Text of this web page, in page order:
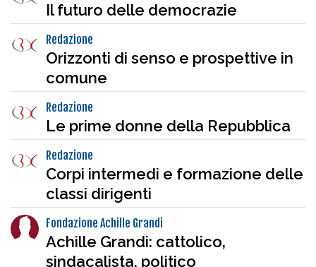
Il futuro delle democrazie
Redazione
Orizzonti di senso e prospettive in
comune
Redazione
Le prime donne della Repubblica
Redazione
Corpi intermedi e formazione delle
classi dirigenti
Fondazione Achille Grandi
Achille Grandi: cattolico,
sindacalista, politico